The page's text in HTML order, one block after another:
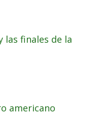
las finales de la
americano